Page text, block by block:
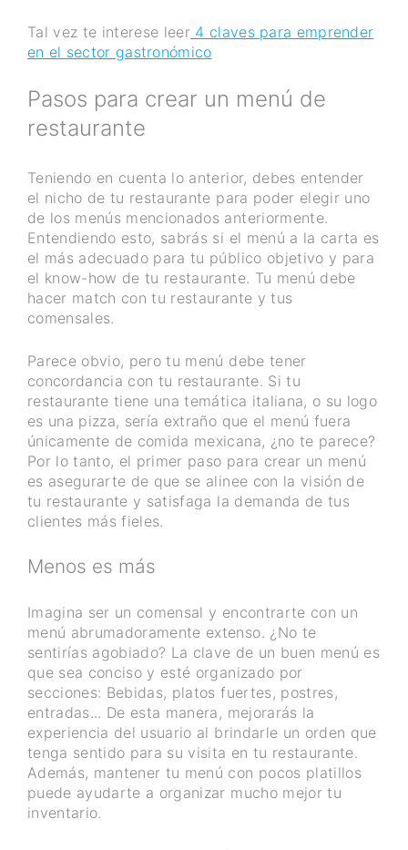
Tal vez te interese leer 4 claves para emprender
en el sector gastronómico
Pasos para crear un menú de
restaurante
Teniendo en cuenta lo anterior, debes entender
el nicho de tu restaurante para poder elegir uno
de los menús mencionados anteriormente.
Entendiendo esto, sabrás si el menú a la carta es
el más adecuado para tu público objetivo y para
el know-how de tu restaurante. Tu menú debe
hacer match con tu restaurante y tus
comensales.
Parece obvio, pero tu menú debe tener
concordancia con tu restaurante. Si tu
restaurante tiene una temática italiana, o su logo
es una pizza, sería extraño que el menú fuera
únicamente de comida mexicana, ¿no te parece?
Por lo tanto, el primer paso para crear un menú
es asegurarte de que se alinee con la visión de
tu restaurante y satisfaga la demanda de tus
clientes más fieles.
Menos es más
Imagina ser un comensal y encontrarte con un
menú abrumadoramente extenso. ¿No te
sentirías agobiado? La clave de un buen menú es
que sea conciso y esté organizado por
secciones: Bebidas, platos fuertes, postres,
entradas... De esta manera, mejorarás la
experiencia del usuario al brindarle un orden que
tenga sentido para su visita en tu restaurante.
Además, mantener tu menú con pocos platillos
puede ayudarte a organizar mucho mejor tu
inventario.